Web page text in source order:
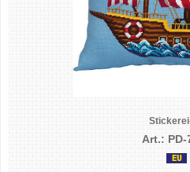
Art.: PD-